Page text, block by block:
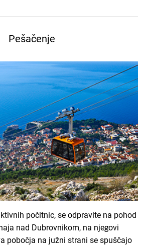
Pešačenje
počitnic, se odpravite na pohod
nad Dubrovnikom, na njegovi
pobočja na južni strani se spuščajo